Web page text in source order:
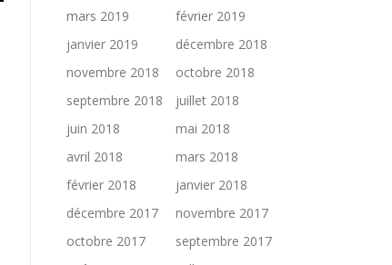
mars 2019
février 2019
janvier 2019
décembre 2018
novembre 2018
octobre 2018
septembre 2018
juillet 2018
juin 2018
mai 2018
avril 2018
mars 2018
février 2018
janvier 2018
décembre 2017
novembre 2017
octobre 2017
septembre 2017